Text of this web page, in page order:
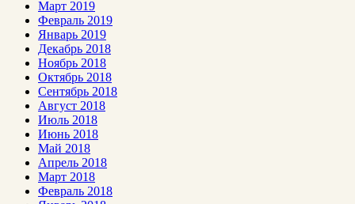
Март 2019
Февраль 2019
Январь 2019
Декабрь 2018
Ноябрь 2018
Октябрь 2018
Сентябрь 2018
Август 2018
Июль 2018
Июнь 2018
Май 2018
Апрель 2018
Март 2018
Февраль 2018